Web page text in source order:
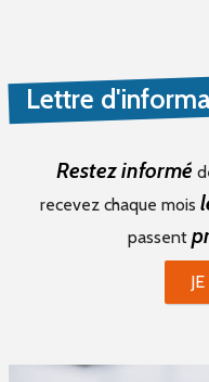
Lettre
Restez informé
recevez chaque mois
passent